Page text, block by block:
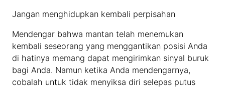
Jangan menghidupkan kembali perpisahan
Mendengar bahwa mantan telah menemukan
kembali seseorang yang menggantikan posisi Anda
di hatinya memang dapat mengirimkan sinyal buruk
bagi Anda. Namun ketika Anda mendengarnya,
cobalah untuk tidak menyiksa diri selepas putus